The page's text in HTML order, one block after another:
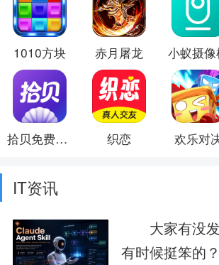
1010方块 赤月屠龙 小蚁摄
拾贝免费小说 织恋 欢乐对
IT资讯
大家有没发
有时候挺笨的